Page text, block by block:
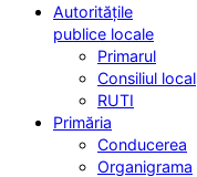
Autoritățile
publice locale
Primarul
Consiliul local
RUTI
Primăria
Conducerea
Organigrama